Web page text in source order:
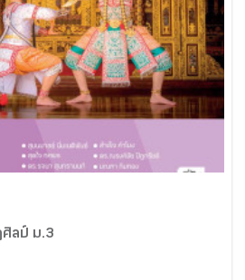
ศิลป์ ม.3